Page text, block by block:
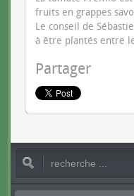
fruits en grappes
Le conseil de
à être plantés entre
Partager